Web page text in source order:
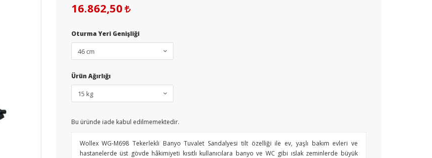
16.862,50
Oturma Yeri Genişliği
Ürün Ağırlığı
Bu üründe iade kabul edilmemektedir.
Wollex WG-M698 Tekerlekli Banyo Tuvalet Sandalyesi tilt özelliği ile ev, yaşlı bakım evleri ve
hastanelerde üst gövde hâkimiyeti kısıtlı kullanıcılara banyo ve WC gibi ıslak zeminlerde büyük